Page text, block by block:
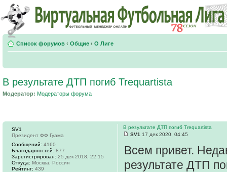
Список форумов ‹ Общие ‹ О Лиге
В результате ДТП погиб Trequartista
Модератор: Модераторы форума
В результате ДТП погиб Trequartista
SV1 17 дек 2020, 04:45
Всем привет.
результате ДТП
SV1
Президент ФФ Гуама
Сообщений: 4160
Благодарностей: 877
Зарегистрирован: 25 дек 2018, 22:15
Откуда: Москва, Россия
Рейтинг: 439